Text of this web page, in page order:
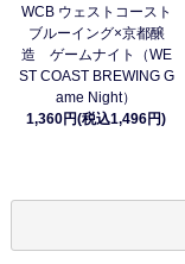
WCB ウェストコースト
ブルーイング×京都醸
造 ゲームナイト（WE
ST COAST BREWING G
ame Night）
1,360円(税込1,496円)